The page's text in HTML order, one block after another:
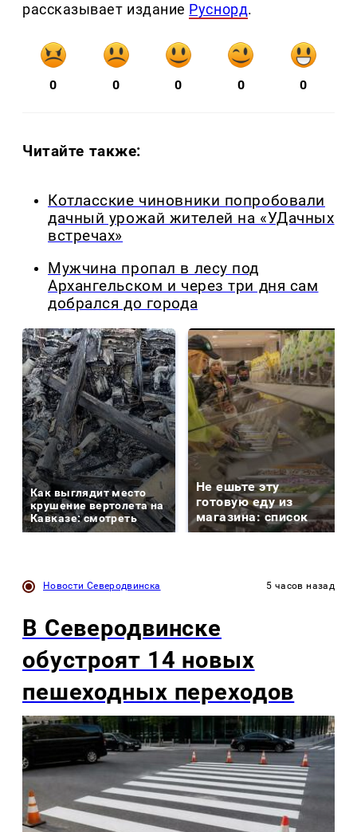
рассказывает издание Руснорд.
0 0 0 0 0
Читайте также:
Котласские чиновники попробовали
дачный урожай жителей на «УДачных
встречах»
Мужчина пропал в лесу под
Архангельском и через три дня сам
добрался до города
Как выглядит место
крушение вертолета на
Кавказе: смотреть
Не ешьте эту
готовую еду из
магазина: список
Новости Северодвинска 5 часов назад
В Северодвинске
обустроят 14 новых
пешеходных переходов